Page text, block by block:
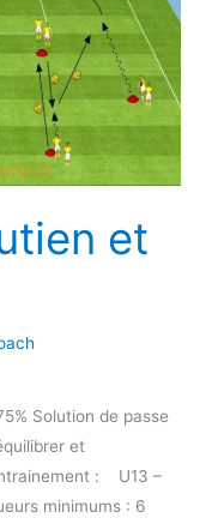
et
Solution de passe
et
: U13 –
minimums : 6